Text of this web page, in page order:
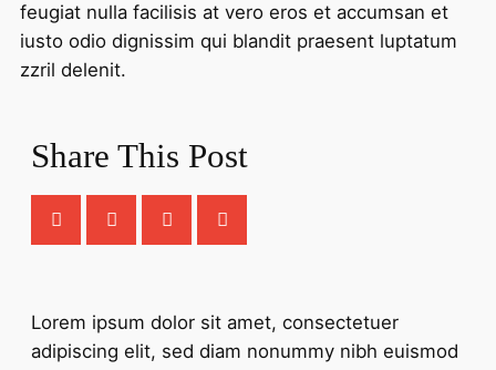
feugiat nulla facilisis at vero eros et accumsan et
iusto odio dignissim qui blandit praesent luptatum
zzril delenit.
Share This Post
Lorem ipsum dolor sit amet, consectetuer
adipiscing elit, sed diam nonummy nibh euismod